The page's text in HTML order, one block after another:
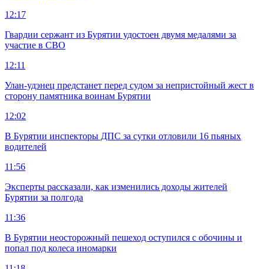
12:17
Гвардии сержант из Бурятии удостоен двумя медалями за
участие в СВО
12:11
Улан-удэнец предстанет перед судом за непристойный жест в
сторону памятника воинам Бурятии
12:02
В Бурятии инспекторы ДПС за сутки отловили 16 пьяных
водителей
11:56
Эксперты рассказали, как изменились доходы жителей
Бурятии за полгода
11:36
В Бурятии неосторожный пешеход оступился с обочины и
попал под колеса иномарки